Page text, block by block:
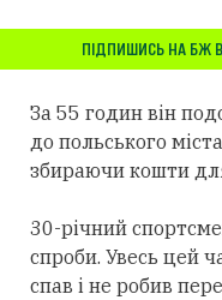
ПІДПИШИСЬ НА БЖ В
За 55 годин він
до польського
збираючи кошти
30-річний
спроби. Увесь цей
спав і не робив